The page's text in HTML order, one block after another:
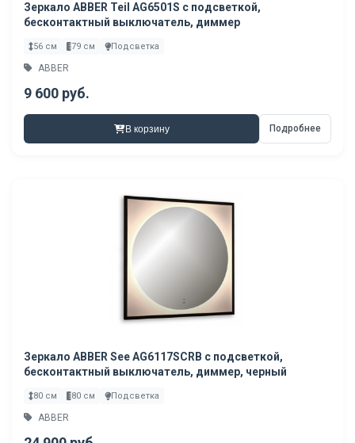
Зеркало ABBER Teil AG6501S с подсветкой,
бесконтактный выключатель, диммер
56 см 79 см Подсветка
ABBER
9 600 руб.
В корзину Подробнее
Зеркало ABBER See AG6117SCRB с подсветкой,
бесконтактный выключатель, диммер, черный
80 см 80 см Подсветка
ABBER